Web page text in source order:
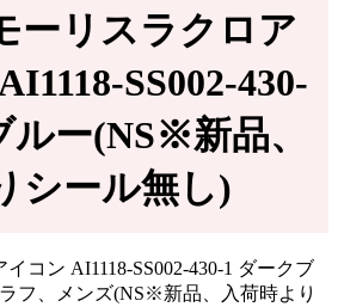
ーリスラクロア
SS002-430-
ルー(NS※新品、
シール無し)